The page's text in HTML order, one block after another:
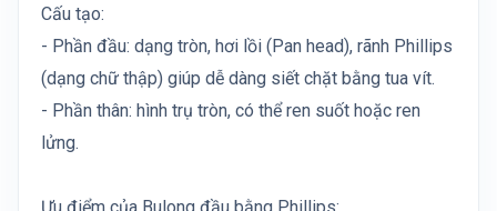
Cấu tạo:
- Phần đầu: dạng tròn, hơi lồi (Pan head), rãnh Phillips
(dạng chữ thập) giúp dễ dàng siết chặt bằng tua vít.
- Phần thân: hình trụ tròn, có thể ren suốt hoặc ren
lửng.